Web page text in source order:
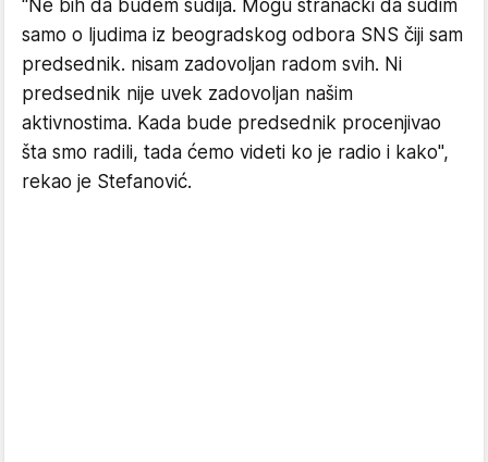
"Ne bih da budem sudija. Mogu stranački da sudim
samo o ljudima iz beogradskog odbora SNS čiji sam
predsednik. nisam zadovoljan radom svih. Ni
predsednik nije uvek zadovoljan našim
aktivnostima. Kada bude predsednik procenjivao
šta smo radili, tada ćemo videti ko je radio i kako",
rekao je Stefanović.